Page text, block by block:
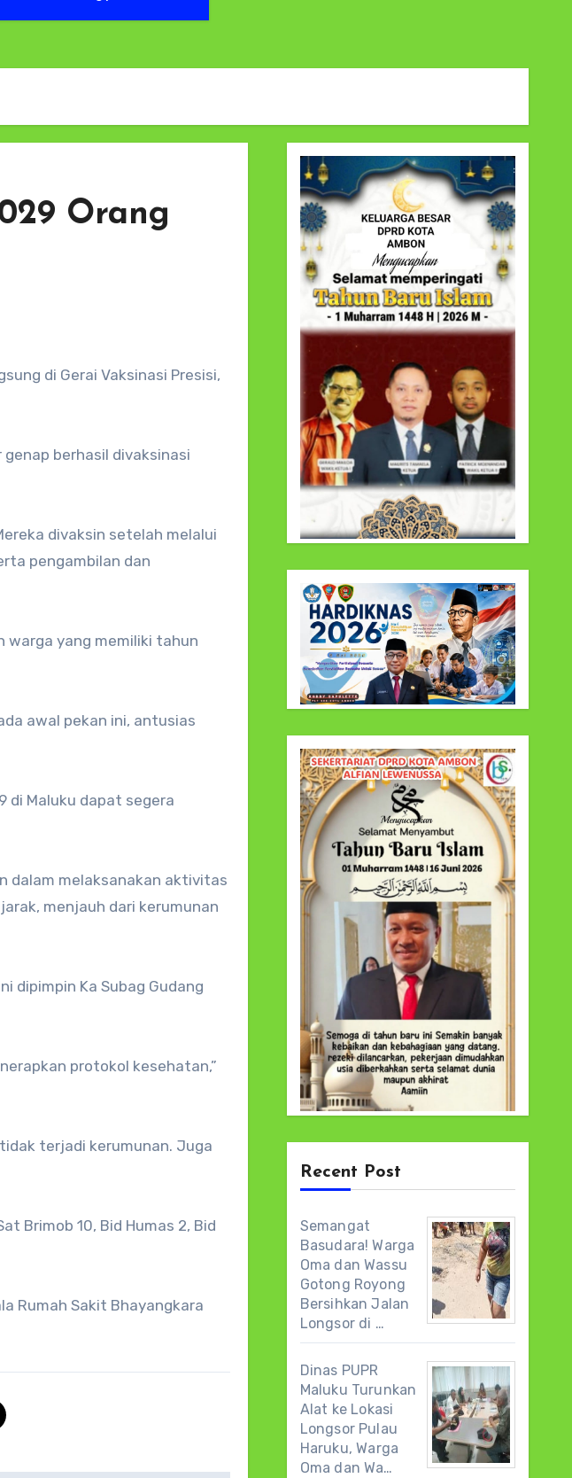
Orang
di Gerai Vaksinasi Presisi,
berhasil divaksinasi
divaksin setelah melalui
pengambilan dan
warga yang memiliki tahun
awal pekan ini, antusias
di Maluku dapat segera
dalam melaksanakan aktivitas
menjauh dari kerumunan
dipimpin Ka Subag Gudang
protokol kesehatan,”
terjadi kerumunan. Juga
Brimob 10, Bid Humas 2, Bid
Rumah Sakit Bhayangkara
Recent Post
Semangat
Basudara! Warga
Oma dan Wassu
Gotong Royong
Bersihkan Jalan
Longsor di …
Dinas PUPR
Maluku Turunkan
Alat ke Lokasi
Longsor Pulau
Haruku, Warga
Oma dan Wa…